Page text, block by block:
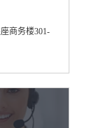
商务楼301-